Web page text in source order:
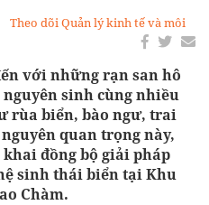
Theo dõi Quản lý kinh tế và môi
với những rạn san hô
sinh cùng nhiều
rùa biển, bào ngư, trai
quan trọng này,
đồng bộ giải pháp
sinh thái biển tại Khu
Chàm.